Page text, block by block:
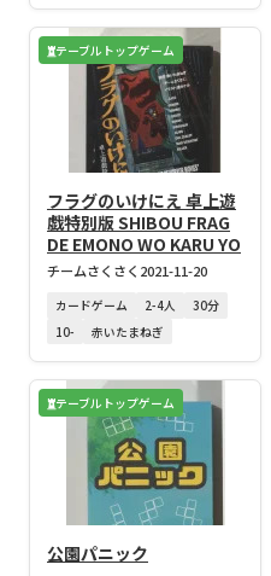
テーブルトップゲーム
フラグのいけにえ 卓上遊
戯特別版 SHIBOU FRAG
DE EMONO WO KARU YO
チームさくさく 2021-11-20
カードゲーム 2-4人
30分
10-
赤いたまねぎ
テーブルトップゲーム
公園パニック